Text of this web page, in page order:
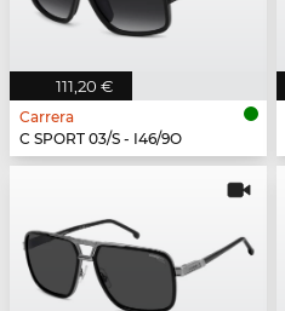
111,20 €
Carrera
C SPORT 03/S - I46/9O